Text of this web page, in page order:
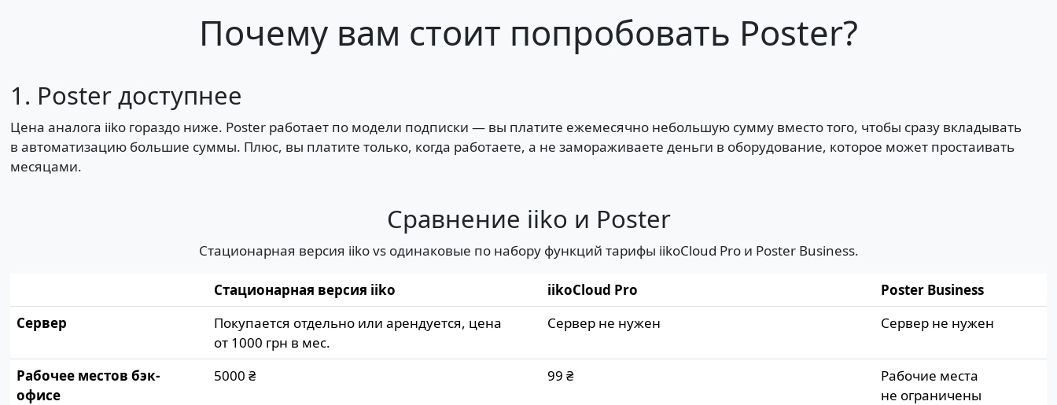
Почему вам стоит попробовать Poster?
1. Poster доступнее
Цена аналога iiko гораздо ниже. Poster работает по модели подписки — вы платите ежемесячно небольшую сумму вместо того, чтобы сразу вкладывать
в автоматизацию большие суммы. Плюс, вы платите только, когда работаете, а не замораживаете деньги в оборудование, которое может простаивать
месяцами.
Сравнение iiko и Poster
Стационарная версия iiko vs одинаковые по набору функций тарифы iikoCloud Pro и Poster Business.
Стационарная версия iiko iikoCloud Pro
Poster Business
Сервер
Покупается отдельно или арендуется, цена
от 1000 грн в мес.
Сервер не нужен Сервер не нужен
Рабочее местов бэк-
офисе
5000 ₴ 99 ₴
Рабочие места
не ограничены